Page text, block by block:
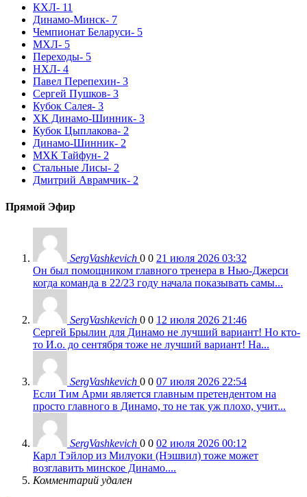
КХЛ- 11
Динамо-Минск- 7
Чемпионат Беларуси- 5
МХЛ- 5
Переходы- 5
НХЛ- 4
Павел Перепехин- 3
Сергей Пушков- 3
Кубок Салея- 3
ХК Динамо-Шинник- 3
Кубок Цыплакова- 2
Динамо-Шинник- 2
МХК Тайфун- 2
Стальные Лисы- 2
Дмитрий Аврамчик- 2
Прямой Эфир
SergVashkevich 0 0 21 июля 2026 03:32
Он был помощником главного тренера в Нью-Джерси
когда команда в 22/23 году начала показывать самы...
SergVashkevich 0 0 12 июля 2026 21:46
Сергей Брылин для Динамо не лучший вариант! Но кто-
то И.о. до сентября тоже не лучший вариант! На...
SergVashkevich 0 0 07 июля 2026 22:54
Если Тим Арми является главным претендентом на
просто главного в Динамо, то не так уж плохо, учит...
SergVashkevich 0 0 02 июля 2026 00:12
Карл Тэйлор из Милуоки (Нэшвил) тоже может
возглавить минское Динамо....
Комментарий удален